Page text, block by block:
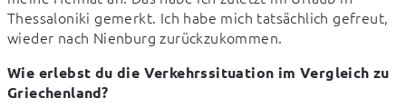
Thessaloniki gemerkt. Ich habe mich tatsächlich gefreut,
wieder nach Nienburg zurückzukommen.
Wie erlebst du die Verkehrssituation im Vergleich zu
Griechenland?